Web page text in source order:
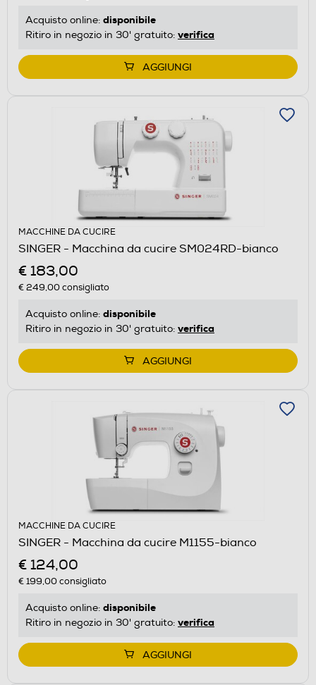
Acquisto online: disponibile
Ritiro in negozio in 30' gratuito: verifica
AGGIUNGI
MACCHINE DA CUCIRE
SINGER - Macchina da cucire SM024RD-bianco
€ 183,00
€ 249,00consigliato
Acquisto online: disponibile
Ritiro in negozio in 30' gratuito: verifica
AGGIUNGI
MACCHINE DA CUCIRE
SINGER - Macchina da cucire M1155-bianco
€ 124,00
€ 199,00consigliato
Acquisto online: disponibile
Ritiro in negozio in 30' gratuito: verifica
AGGIUNGI